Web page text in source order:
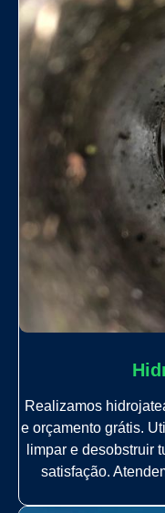
Realizamos
e orçamento grátis.
limpar e desobstruir
satisfação.